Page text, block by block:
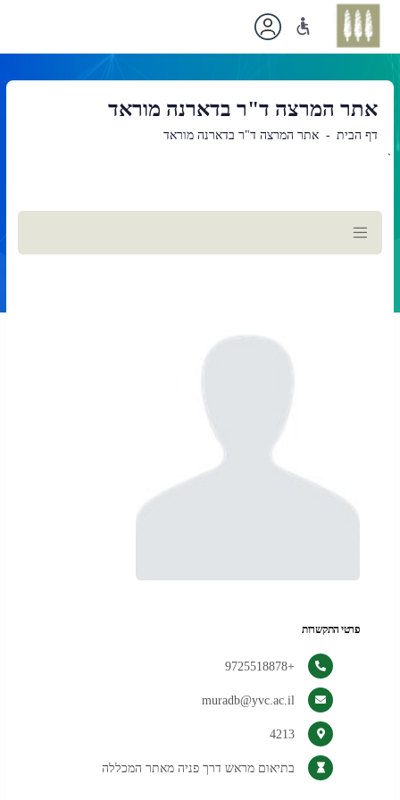
אתר המרצה ד"ר בדארנה מוראד
דף הבית אתר המרצה ד"ר בדארנה מוראד
`
תוכן
ראשי
פרטי התקשרות
+9725518878
muradb@yvc.ac.il
4213
בתיאום מראש דרך פניה מאתר המכללה